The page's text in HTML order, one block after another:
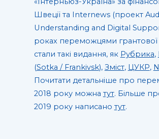
Швеції та Internews (проект
Understanding and Digital
роках переможцями
стали такі видання, як Рубрика,
(Sotka / Frankivsk), Зміст, ЦУКР,
Почитати детальніше про
2018 року можна тут. Більше
2019 року написано тут.